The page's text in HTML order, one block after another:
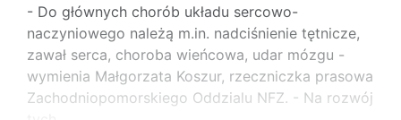
- Do głównych chorób układu sercowo-
naczyniowego należą m.in. nadciśnienie tętnicze,
zawał serca, choroba wieńcowa, udar mózgu -
wymienia Małgorzata Koszur, rzeczniczka prasowa
Zachodniopomorskiego Oddzialu NFZ. - Na rozwój